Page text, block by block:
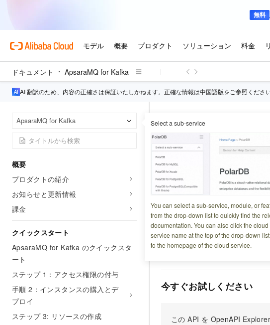
ドキュメント ApsaraMQ for Kafka
AI 翻訳のため、内容の正確さは保証いたしかねます。正確な情報は中国語版をご参照ください
ApsaraMQ for Kafka Select a sub-service
You can select a sub-service, module, or
from the drop-down list to quickly find the
documentation. You can also click the cloud
service name at the top of the drop-down
to the homepage of the cloud service.
概要
プロダクトの紹介
お知らせと更新情報
課金
クイックスタート
ApsaraMQ for Kafka のクイックスタ
ート
ステップ 1：アクセス権限の付与
手順 2：インスタンスの購入とデ
プロイ
ステップ 3: リソースの作成
インスタンス
ReopenInstance
更新日時
インスタンスを起動します。
操作説明
You can call this operation
今すぐお試しください
この API を OpenAPI